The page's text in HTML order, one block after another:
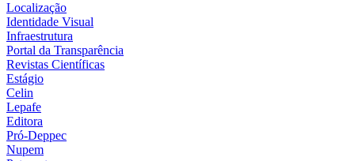
Localização
Identidade Visual
Infraestrutura
Portal da Transparência
Revistas Científicas
Estágio
Celin
Lepafe
Editora
Pró-Deppec
Nupem